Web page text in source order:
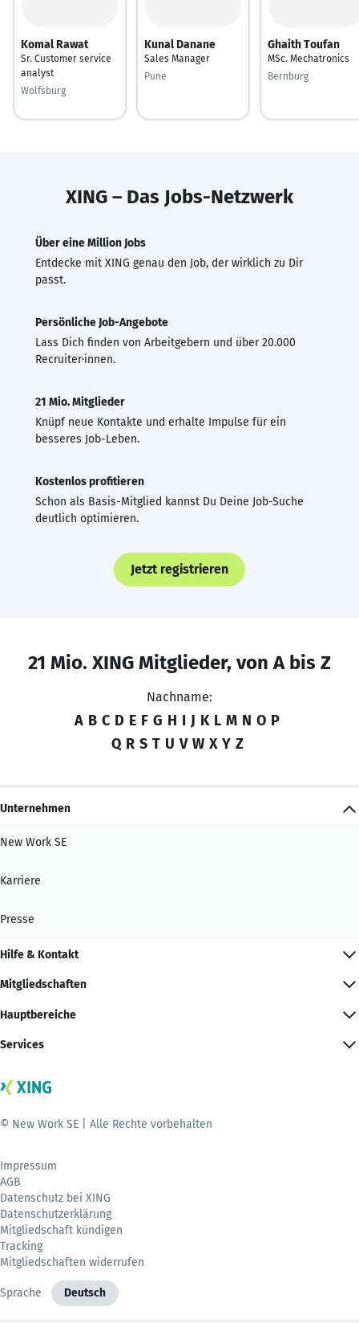
Komal Rawat
Sr. Customer service
analyst
Wolfsburg
Kunal Danane
Sales Manager
Pune
Ghaith Toufan
MSc. Mechatronics
Bernburg
XING – Das Jobs-Netzwerk
Über eine Million Jobs
Entdecke mit XING genau den Job, der wirklich zu Dir
passt.
Persönliche Job-Angebote
Lass Dich finden von Arbeitgebern und über 20.000
Recruiter·innen.
21 Mio. Mitglieder
Knüpf neue Kontakte und erhalte Impulse für ein
besseres Job-Leben.
Kostenlos profitieren
Schon als Basis-Mitglied kannst Du Deine Job-Suche
deutlich optimieren.
Jetzt registrieren
21 Mio. XING Mitglieder, von A bis Z
Nachname:
A B C D E F G H I J K L M N O P
Q R S T U V W X Y Z
Unternehmen
New Work SE
Karriere
Presse
Hilfe & Kontakt
Mitgliedschaften
Hauptbereiche
Services
© New Work SE | Alle Rechte vorbehalten
Impressum
AGB
Datenschutz bei XING
Datenschutzerklärung
Mitgliedschaft kündigen
Tracking
Mitgliedschaften widerrufen
Sprache Deutsch